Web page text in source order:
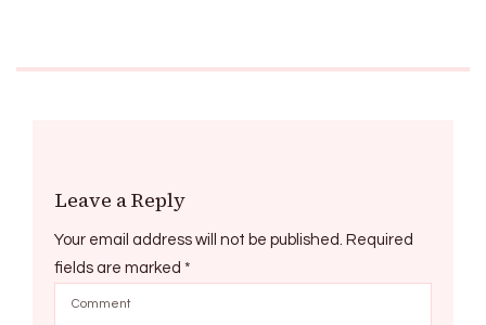
Leave a Reply
Your email address will not be published. Required
fields are marked *